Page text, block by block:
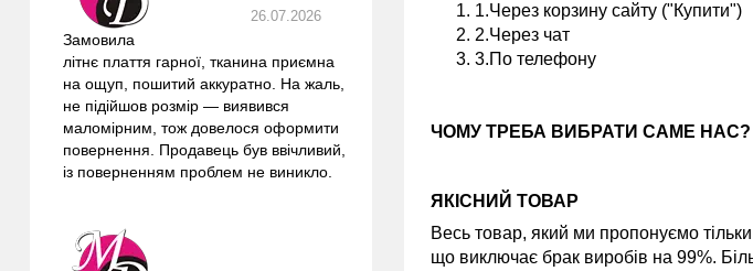
26.07.2026
Замовила
літнє плаття гарної, тканина приємна
на ощуп, пошитий аккуратно. На жаль,
не підійшов розмір — виявився
маломірним, тож довелося оформити
повернення. Продавець був ввічливий,
із поверненням проблем не виникло.
1.Через корзину сайту ("Купити")
2.Через чат
3.По телефону
ЧОМУ ТРЕБА ВИБРАТИ САМЕ НАС?
ЯКІСНИЙ ТОВАР
Весь товар, який ми пропонуємо
що виключає брак виробів на 99%.